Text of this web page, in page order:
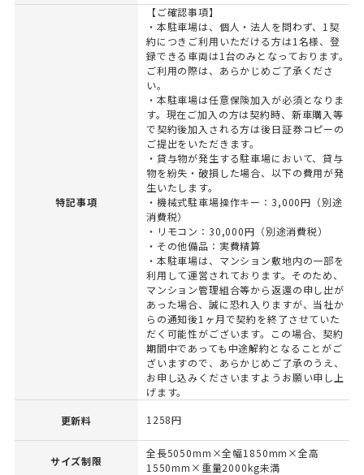
特記事項
【ご確認事項】
・本駐車場は、個人・法人を問わず、1契
約につきご利用いただける方は1名様、登
録できる車両は1台のみとなっております。
ご利用の際は、あらかじめご了承くださ
い。
・本駐車場は任意保険加入が必須となりま
す。現在ご加入の方は契約時、新車購入等
で契約後加入される方は後日証券コピーの
ご提出をいただきます。
・貸与物が発生する駐車場において、貸与
物を紛失・破損した場合、以下の費用が発
生いたします。
・機械式駐車場操作キー：3,000円（別途
消費税）
・リモコン：30,000円（別途消費税）
・その他備品：実費精算
・本駐車場は、マンション敷地内の一部を
利用して運営されております。そのため、
マンション管理組合等から返還の申し出が
あった場合、誠に恐れ入りますが、当社か
らの通知後1ヶ月で契約を終了させていた
だく可能性がございます。この場合、契約
期間中であっても中途解約となることがご
ざいますので、あらかじめご了承のうえ、
お申し込みくださいますようお願い申し上
げます。
更新料 1258円
サイズ制限
全長5050mm×全幅1850mm×全高
1550mm×重量2000kg未満